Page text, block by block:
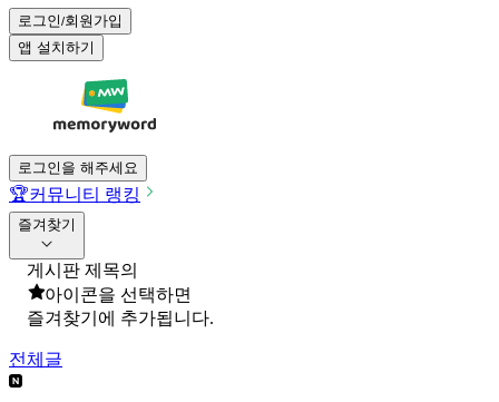
로그인/회원가입
앱 설치하기
로그인을 해주세요
🏆커뮤니티 랭킹
즐겨찾기
게시판 제목의
아이콘을 선택하면
즐겨찾기에 추가됩니다.
전체글